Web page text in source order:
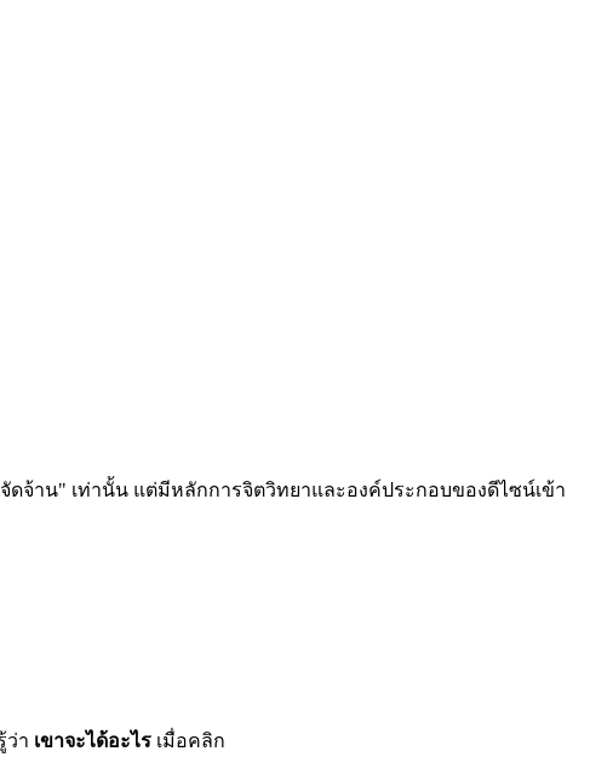
จ้าน" เท่านั้น แต่มีหลักการจิตวิทยาและองค์ประกอบของดีไซน์เข้า
ว่า เขาจะได้อะไร เมื่อคลิก